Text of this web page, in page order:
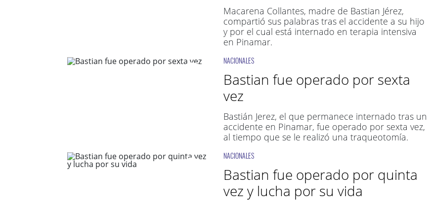
Macarena Collantes, madre de Bastian Jérez,
compartió sus palabras tras el accidente a su hijo
y por el cual está internado en terapia intensiva
en Pinamar.
NACIONALES
Bastian fue operado por sexta
vez
Bastián Jerez, el que permanece internado tras un
accidente en Pinamar, fue operado por sexta vez,
al tiempo que se le realizó una traqueotomía.
NACIONALES
Bastian fue operado por quinta
vez y lucha por su vida